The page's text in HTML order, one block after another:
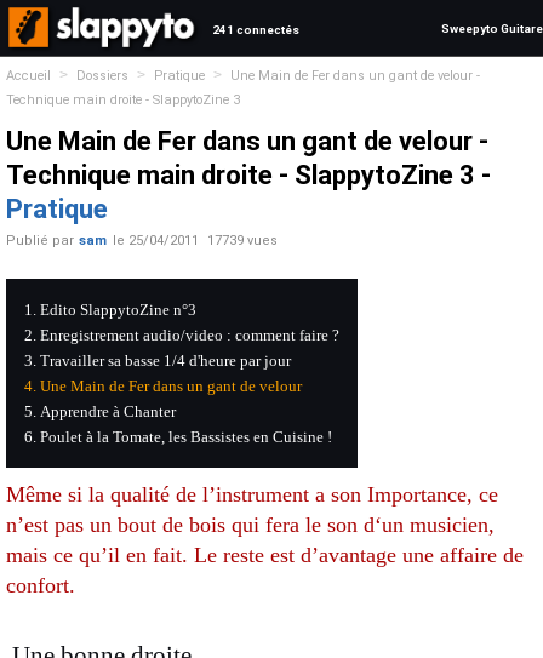
241 connectés Sweepyto Guitare
Accueil > Dossiers > Pratique >
Une Main de Fer dans un gant de velour -
Technique main droite - SlappytoZine 3
Une Main de Fer dans un gant de velour -
Technique main droite - SlappytoZine 3 -
Pratique
Publié par sam le 25/04/2011 17739 vues
Edito SlappytoZine n°3
Enregistrement audio/video : comment faire ?
Travailler sa basse 1/4 d'heure par jour
Une Main de Fer dans un gant de velour
Apprendre à Chanter
Poulet à la Tomate, les Bassistes en Cuisine !
Même si la qualité de l’instrument a son Importance, ce
n’est pas un bout de bois qui fera le son d‘un musicien,
mais ce qu’il en fait. Le reste est d’avantage une affaire de
confort.